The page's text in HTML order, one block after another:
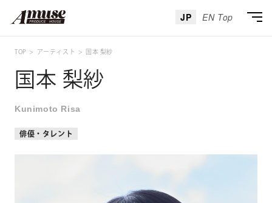
JP EN Top
TOP アーティスト 国本 梨紗
国本 梨紗
Kunimoto Risa
俳優・タレント